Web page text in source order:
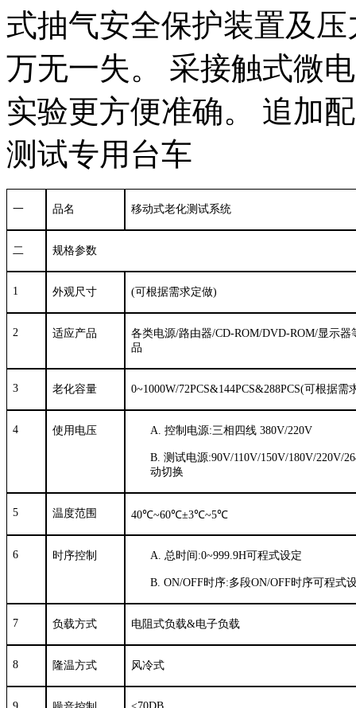
式抽气安全保护装置及
万无一失。 采接触式微
实验更方便准确。 追加
测试专用台车
一 品名 移动式老化测试系统
二 规格参数
1 外观尺寸 (可根据需求定做)
2 适应产品 各类电源/路由器/CD-ROM/DVD-ROM/显示器
品
3 老化容量 0~1000W/72PCS&144PCS&288PCS(可根据需
4 使用电压 A. 控制电源:三相四线 380V/220V
B. 测试电源:90V/110V/150V/180V/220V/
动切换
5 温度范围 40℃~60℃±3℃~5℃
6 时序控制 A. 总时间 :0~999.9H可程式设定
B. ON/OFF时序:多段ON/OFF时序可程式
7 负载方式 电阻式负载&电子负载
8 隆温方式 风冷式